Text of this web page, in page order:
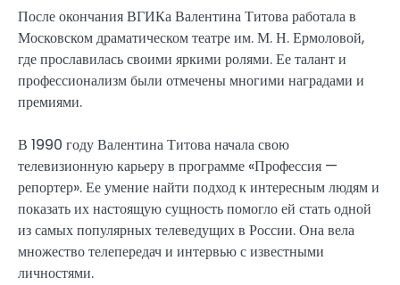
После окончания ВГИКа Валентина Титова работала в
Московском драматическом театре им. М. Н. Ермоловой,
где прославилась своими яркими ролями. Ее талант и
профессионализм были отмечены многими наградами и
премиями.
В 1990 году Валентина Титова начала свою
телевизионную карьеру в программе «Профессия —
репортер». Ее умение найти подход к интересным людям и
показать их настоящую сущность помогло ей стать одной
из самых популярных телеведущих в России. Она вела
множество телепередач и интервью с известными
личностями.